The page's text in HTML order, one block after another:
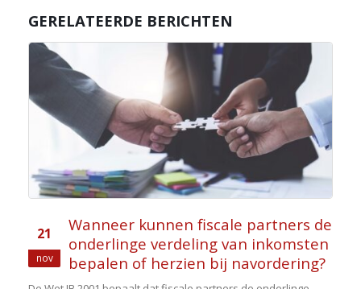
GERELATEERDE BERICHTEN
21
nov
Wanneer kunnen fiscale partners de
onderlinge verdeling van inkomsten
bepalen of herzien bij navordering?